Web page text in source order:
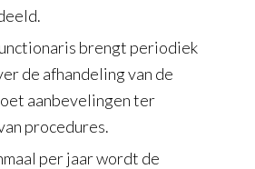
brengt periodiek
de afhandeling van de
aanbevelingen ter
procedures.
per jaar wordt de